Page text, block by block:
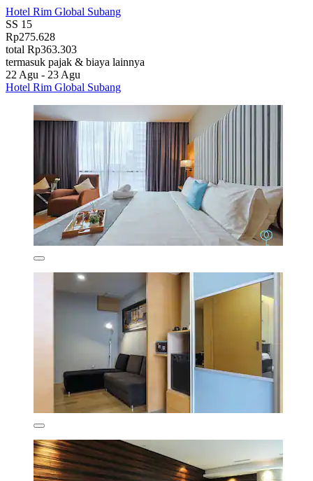
Hotel Rim Global Subang
SS 15
Rp275.628
total Rp363.303
termasuk pajak & biaya lainnya
22 Agu - 23 Agu
Hotel Rim Global Subang